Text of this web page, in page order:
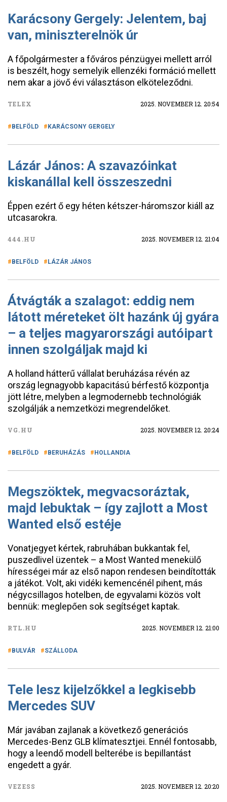
Karácsony Gergely: Jelentem, baj
van, miniszterelnök úr
A főpolgármester a főváros pénzügyei mellett arról
is beszélt, hogy semelyik ellenzéki formáció mellett
nem akar a jövő évi választáson elköteleződni.
TELEX 2025. NOVEMBER 12. 20:54
BELFÖLD KARÁCSONY GERGELY
Lázár János: A szavazóinkat
kiskanállal kell összeszedni
Éppen ezért ő egy héten kétszer-háromszor kiáll az
utcasarokra.
444.HU 2025. NOVEMBER 12. 21:04
BELFÖLD LÁZÁR JÁNOS
Átvágták a szalagot: eddig nem
látott méreteket ölt hazánk új gyára
– a teljes magyarországi autóipart
innen szolgáljak majd ki
A holland hátterű vállalat beruházása révén az
ország legnagyobb kapacitású bérfestő központja
jött létre, melyben a legmodernebb technológiák
szolgálják a nemzetközi megrendelőket.
VG.HU 2025. NOVEMBER 12. 20:24
BELFÖLD BERUHÁZÁS HOLLANDIA
Megszöktek, megvacsoráztak,
majd lebuktak – így zajlott a Most
Wanted első estéje
Vonatjegyet kértek, rabruhában bukkantak fel,
puszedlivel üzentek – a Most Wanted menekülő
hírességei már az első napon rendesen beindították
a játékot. Volt, aki vidéki kemencénél pihent, más
négycsillagos hotelben, de egyvalami közös volt
bennük: meglepően sok segítséget kaptak.
RTL.HU 2025. NOVEMBER 12. 21:00
BULVÁR SZÁLLODA
Tele lesz kijelzőkkel a legkisebb
Mercedes SUV
Már javában zajlanak a következő generációs
Mercedes-Benz GLB klímatesztjei. Ennél fontosabb,
hogy a leendő modell belterébe is bepillantást
engedett a gyár.
VEZESS 2025. NOVEMBER 12. 20:20